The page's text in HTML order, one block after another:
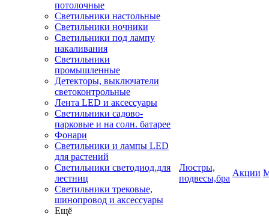
потолочные
Светильники настольные
Светильники ночники
Светильники под лампу
накаливания
Светильники
промышленные
Детекторы, выключатели
светоконтрольные
Лента LED и аксессуары
Светильники садово-
парковые и на солн. батарее
Фонари
Светильники и лампы LED
для растений
Светильники светодиод.для
лестниц
Светильники трековые,
шинопровод и аксессуары
Ещё
Люстры,
подвесы,бра
Акции